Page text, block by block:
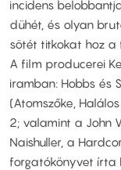
incidens
dühét, és olyan
sötét titkokat hoz a
A film producerei
iramban: Hobbs és
(Atomszőke,
2; valamint a John
Naishuller, a
forgatókönyvet írta